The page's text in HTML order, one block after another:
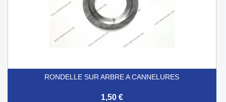
RONDELLE SUR ARBRE A CANNELURES
1,50 €